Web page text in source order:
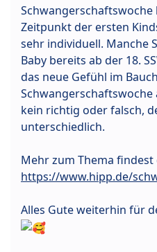
Zeitpunkt der ersten
sehr individuell. Manche
Baby bereits ab der 18.
das neue Gefühl im
Schwangerschaftswoche
kein richtig oder falsch,
unterschiedlich.
Mehr zum Thema
https://www.hipp.de/
Alles Gute weiterhin für